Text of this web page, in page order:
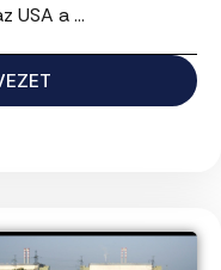
USA a ...